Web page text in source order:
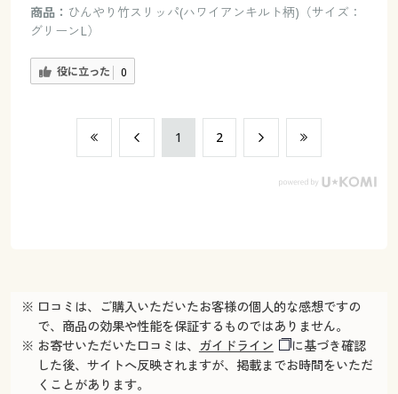
商品： ひんやり竹スリッパ(ハワイアンキルト柄)（サイズ：
グリーンL）
役に立った 0
​1 ​2
※ 口コミは、ご購入いただいたお客様の個人的な感想ですの
で、商品の効果や性能を保証するものではありません。
※ お寄せいただいた口コミは、 ガイドライン
に基づき確認
した後、サイトへ反映されますが、掲載までお時間をいただ
くことがあります。